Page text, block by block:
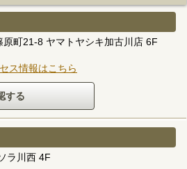
町21-8 ヤマトヤシキ加古川店 6F
ス情報はこちら
ラ川西 4F